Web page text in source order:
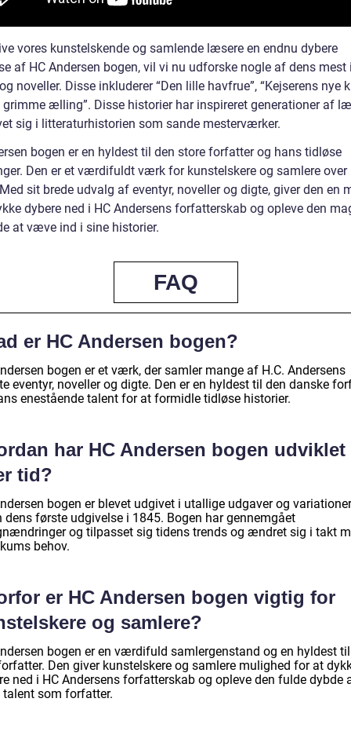
vores kunstelskende og samlende læsere en endnu dybere
af HC Andersen bogen, vil vi nu udforske nogle af dens mest
noveller. Disse inkluderer “Den lille havfrue”, “Kejserens nye
grimme ælling”. Disse historier har inspireret generationer af
sig i litteraturhistorien som sande mesterværker.
bogen er en hyldest til den store forfatter og hans tidløse
Den er et værdifuldt værk for kunstelskere og samlere over
sit brede udvalg af eventyr, noveller og digte, giver den en
dybere ned i HC Andersens forfatterskab og opleve den
at væve ind i sine historier.
FAQ
er HC Andersen bogen?
bogen er et værk, der samler mange af H.C. Andersens
eventyr, noveller og digte. Den er en hyldest til den danske
enestående talent for at formidle tidløse historier.
har HC Andersen bogen
tid?
bogen er blevet udgivet i utallige udgaver og variationer
dens første udgivelse i 1845. Bogen har gennemgået
og tilpasset sig tidens trends og ændret sig i takt
behov.
er HC Andersen bogen vigtig for
og samlere?
bogen er en værdifuld samlergenstand og en hyldest
Den giver kunstelskere og samlere mulighed for at
ned i HC Andersens forfatterskab og opleve den fulde dybde
talent som forfatter.